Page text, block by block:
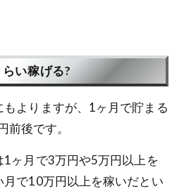
い稼げる?
よりますが、1ヶ月で貯まる
後です。
ヶ月で3万円や5万円以上を
で10万円以上を稼いだとい